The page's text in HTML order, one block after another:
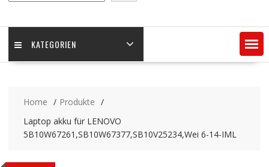
KATEGORIEN
Home
Produkte
Laptop akku für LENOVO
5B10W67261,SB10W67377,SB10V25234,Wei 6-14-IML